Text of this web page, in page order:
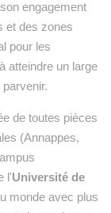
engagement
et des zones
pour les
atteindre un large
de toutes pièces
(Annappes,
l'Université de
monde avec plus